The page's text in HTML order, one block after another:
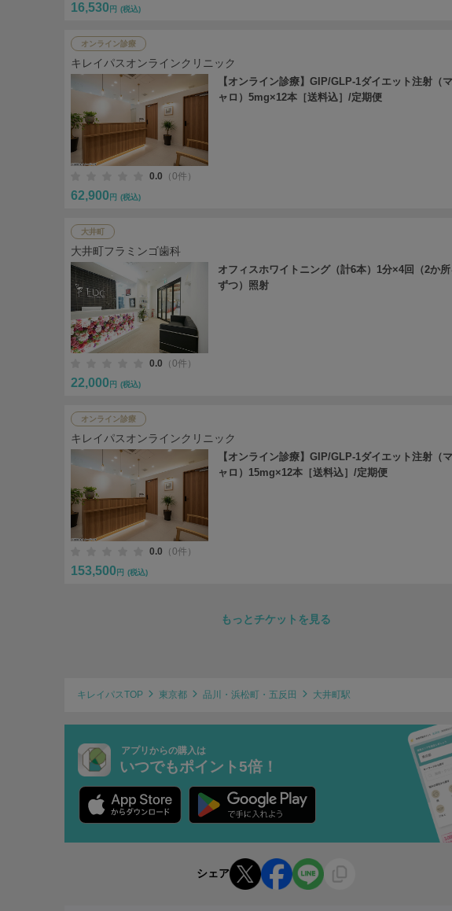
16,530 円 (税込)
オンライン診療
キレイパスオンラインクリニック
【オンライン診療】GIP/GLP-1ダイエット注射（
ャロ）5mg×12本［送料込］/定期便
0.0 （0件）
62,900 円 (税込)
大井町
大井町フラミンゴ歯科
オフィスホワイトニング（計6本）1分×4回（2か
ずつ）照射
0.0 （0件）
22,000 円 (税込)
オンライン診療
キレイパスオンラインクリニック
【オンライン診療】GIP/GLP-1ダイエット注射（
ャロ）15mg×12本［送料込］/定期便
0.0 （0件）
153,500 円 (税込)
もっとチケットを見る
キレイパスTOP 東京都 品川・浜松町・五反田 大井町駅
アプリからの購入は
いつでもポイント5倍！
シェア